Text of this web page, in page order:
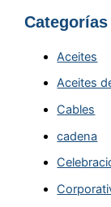
Categorías
Aceites
Aceites
Cables
cadena